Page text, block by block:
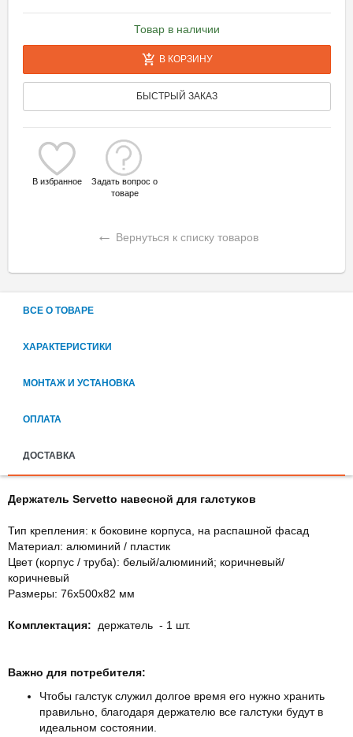
Товар в наличии
В КОРЗИНУ
БЫСТРЫЙ ЗАКАЗ
В избранное
Задать вопрос о
товаре
← Вернуться к списку товаров
ВСЕ О ТОВАРЕ
ХАРАКТЕРИСТИКИ
МОНТАЖ И УСТАНОВКА
ОПЛАТА
ДОСТАВКА
Держатель Servetto навесной для галстуков
Тип крепления: к боковине корпуса, на распашной фасад
Материал: алюминий / пластик
Цвет (корпус / труба): белый/алюминий; коричневый/
коричневый
Размеры: 76х500х82 мм
Комплектация: держатель - 1 шт.
Важно для потребителя:
Чтобы галстук служил долгое время его нужно хранить
правильно, благодаря держателю все галстуки будут в
идеальном состоянии.